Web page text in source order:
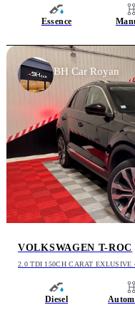
Essence
VOLKSWAGEN T-ROC
2.0 TDI 150CH CARAT EXLUSIVE
Diesel
BH Car Royan